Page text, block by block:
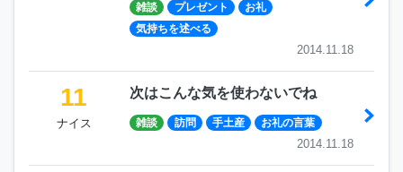
雑談 プレゼント
お礼
気持ちを述べる
2014.11.18
11
ナイス
次はこんな気を使わないでね
雑談 訪問 手土産 お礼の言葉
2014.11.18